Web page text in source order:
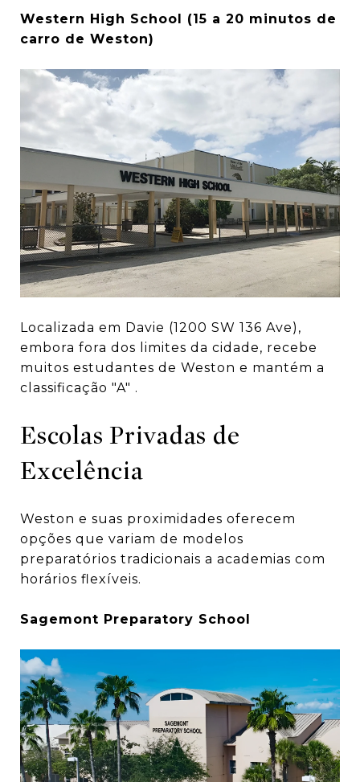
Western High School (15 a 20 minutos de
carro de Weston)
Localizada em Davie (1200 SW 136 Ave),
embora fora dos limites da cidade, recebe
muitos estudantes de Weston e mantém a
classificação "A" .
Escolas Privadas de
Excelência
Weston e suas proximidades oferecem
opções que variam de modelos
preparatórios tradicionais a academias com
horários flexíveis.
Sagemont Preparatory School